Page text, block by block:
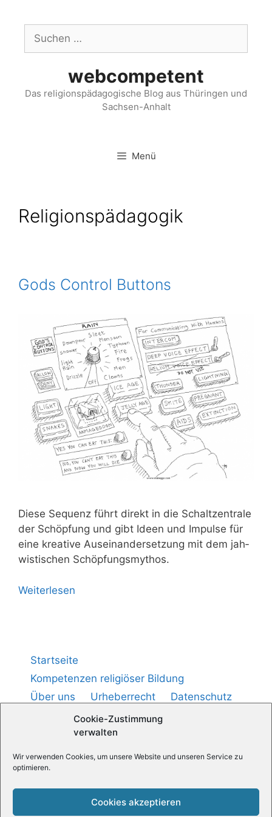
Cookie-Zustimmung
verwalten
Wir verwenden Cookies, um unsere Website und unseren Service zu
optimieren.
Cookies akzeptieren
webcompetent
Das religionspädagogische Blog aus Thüringen und
Sachsen-Anhalt
Menü
Religionspädagogik
Gods Control Buttons
Die­se Sequenz führt direkt in die Schalt­zen­tra­le
der Schöp­fung und gibt Ideen und Impul­se für
eine krea­ti­ve Aus­ein­an­der­set­zung mit dem jah­
wis­ti­schen Schöpfungsmythos.
Wei­ter­le­sen
Startseite
Kompetenzen religiöser Bildung
Über uns
Urheberrecht
Datenschutz
Impressum
Cookie-Richtlinie (
Medienpädagogik — Praxis
Religionspädagogische News